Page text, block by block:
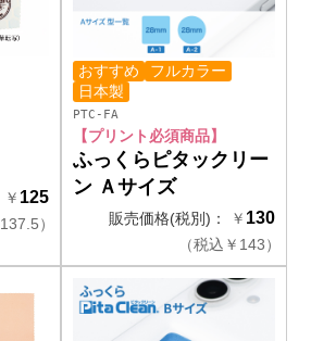
￥ 125
137.5）
おすすめ
フルカラー
日本製
PTC-FA
【プリント必須商品】
ふっくらピタックリー
ン Ａサイズ
販売価格(税別)： ￥ 130
（税込 ￥ 143）